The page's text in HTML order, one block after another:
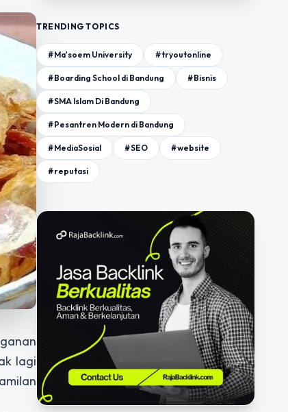
lagi
TRENDING TOPICS
#Ma'soem University #tryoutonline
#Boarding School di Bandung #Bisnis
#SMA Islam Di Bandung
#Pesantren Modern di Bandung
#MediaSosial #SEO #website
#reputasi